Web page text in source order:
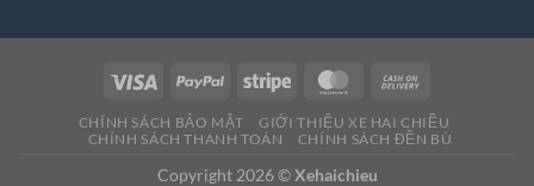
CHÍNH SÁCH BẢO MẬT
GIỚI THIỆU XE HAI CHIỀU
CHÍNH SÁCH THANH TOÁN
CHÍNH SÁCH ĐỀN BÙ
Copyright 2026 ©Xehaichieu